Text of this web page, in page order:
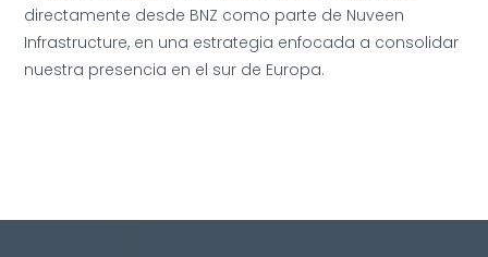
directamente desde BNZ como parte de Nuveen
Infrastructure, en una estrategia enfocada a consolidar
nuestra presencia en el sur de Europa.